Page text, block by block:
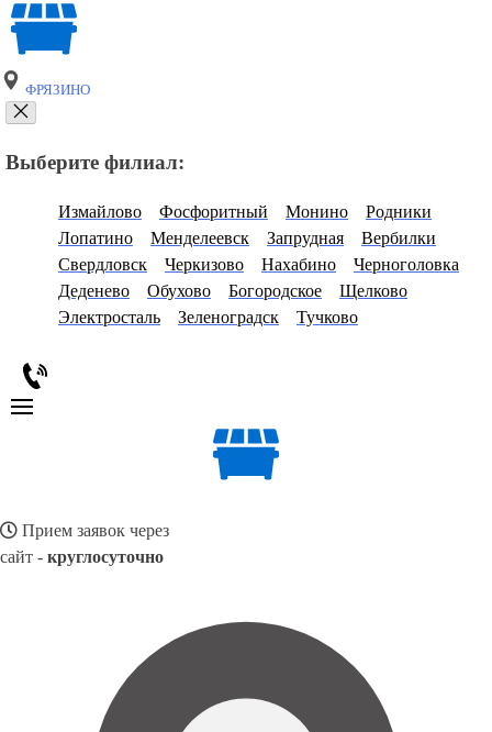
ФРЯЗИНО
Выберите филиал:
Измайлово Фосфоритный Монино
Родники
Лопатино
Менделеевск Запрудная
Вербилки
Свердловск
Черкизово Нахабино
Черноголовка
Деденево
Обухово Богородское
Щелково
Электросталь
Зеленоградск Тучково
Прием заявок через
сайт - круглосуточно